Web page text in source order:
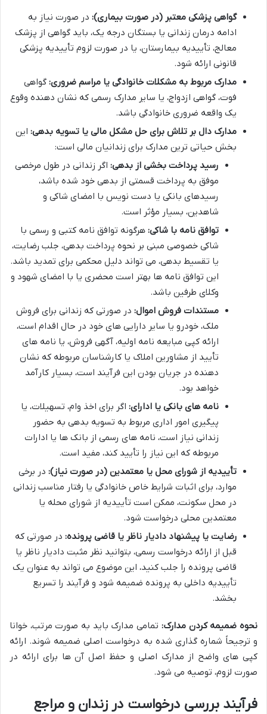
گواهی پزشکی معتبر (در صورت بیماری): در صورت نیاز به
ادامه درمان زندانی یا بستگان درجه یک، باید گواهی از پزشک
معالج، تأییدیه بیمارستان، یا در صورت لزوم تأییدیه پزشکی
قانونی ارائه شود.
مدارک مربوط به مشکلات خانوادگی یا مراسم ضروری: گواهی
فوت، گواهی ازدواج، یا سایر مدارک رسمی که نشان دهنده وقوع
یک واقعه ضروری خانوادگی باشد.
مدارک دال بر تلاش برای حل مشکل مالی یا تسویه بدهی: این
بخش حیاتی ترین مدارک برای زندانیان مالی است:
رسید پرداخت بخشی از بدهی: اگر زندانی در طول مرخصی
موفق به پرداخت قسمتی از بدهی خود شده باشد،
رسیدهای بانکی یا دست نویس با امضای شاکی و
شاهدین، بسیار مؤثر است.
توافق نامه با شاکی: هرگونه توافق نامه کتبی و رسمی با
شاکی خصوصی مبنی بر نحوه پرداخت بدهی، جلب رضایت،
یا تقسیط بدهی، می تواند دلیل محکمی برای تمدید باشد.
این توافق نامه ها بهتر است محضری یا با امضای شهود و
وکلای طرفین باشد.
مستندات فروش اموال: در صورتی که زندانی برای فروش
ملک، خودرو یا سایر دارایی های خود در حال اقدام است،
ارائه کپی مبایعه نامه اولیه، آگهی فروش، یا نامه های
تأیید از مشاورین املاک یا کارشناسان مربوطه که نشان
دهنده در جریان بودن این فرآیند است، بسیار کارآمد
خواهد بود.
نامه های بانکی یا ادارای: اگر برای اخذ وام، تسهیلات، یا
پیگیری امور اداری مربوط به تسویه بدهی به حضور
زندانی نیاز است، نامه های رسمی از بانک ها یا ادارات
مربوطه که این نیاز را تأیید کند، مفید است.
تأییدیه از شورای محل یا معتمدین (در صورت نیاز): در برخی
موارد، برای اثبات شرایط خاص خانوادگی یا رفتار مناسب زندانی
در محل سکونت، ممکن است تأییدیه از شورای محله یا
معتمدین محلی درخواست شود.
رضایت یا پیشنهاد دادیار ناظر یا قاضی پرونده: در صورتی که
قبل از ارائه درخواست رسمی، بتوانید نظر مثبت دادیار ناظر یا
قاضی پرونده را جلب کنید، این موضوع می تواند به عنوان یک
تأییدیه داخلی به پرونده ضمیمه شود و فرآیند را تسریع
بخشد.
نحوه ضمیمه کردن مدارک: تمامی مدارک باید به صورت مرتب، خوانا
و ترجیحاً شماره گذاری شده به درخواست اصلی ضمیمه شوند. ارائه
کپی های واضح از مدارک اصلی و حفظ اصل آن ها برای ارائه در
صورت لزوم، توصیه می شود.
فرآیند بررسی درخواست در زندان و مراجع